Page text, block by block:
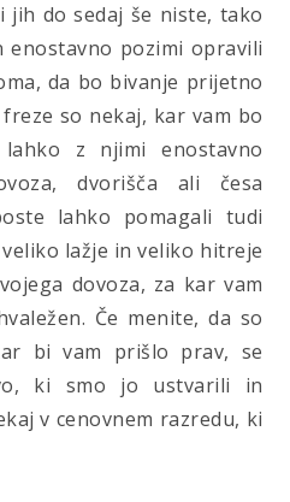
jih do sedaj še niste, tako
pozimi opravili
da bo bivanje prijetno
so nekaj, kar vam bo
z njimi enostavno
dvorišča ali česa
lahko pomagali tudi
lažje in veliko hitreje
dovoza, za kar vam
Če menite, da so
bi vam prišlo prav, se
ki smo jo ustvarili in
v cenovnem razredu, ki